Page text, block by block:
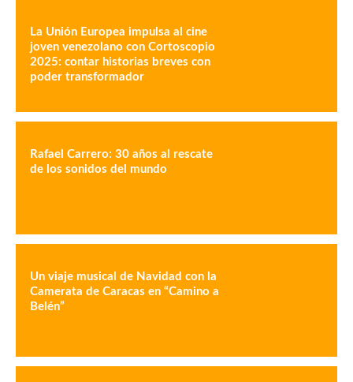
La Unión Europea impulsa al cine
joven venezolano con Cortoscopio
2025: contar historias breves con
poder transformador
Rafael Carrero: 30 años al rescate
de los sonidos del mundo
Un viaje musical de Navidad con la
Camerata de Caracas en “Camino a
Belén”